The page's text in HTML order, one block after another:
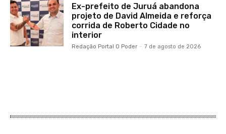
Ex-prefeito de Juruá abandona
projeto de David Almeida e reforça
corrida de Roberto Cidade no
interior
Redação Portal O Poder - 7 de agosto de 2026